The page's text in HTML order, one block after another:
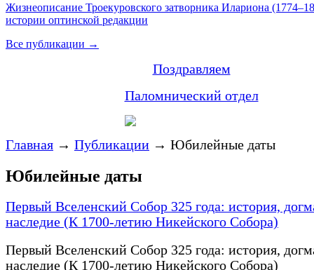
Жизнеописание Троекуровского затворника Илариона
истории оптинской редакции
Все публикации →
Поздравляем
Паломнический отдел
Главная → Публикации → Юбилейные даты
Юбилейные даты
Первый Вселенский Собор 325 года: история,
наследие (К 1700-летию Никейского Собора)
Первый Вселенский Собор 325 года: история,
наследие (К 1700-летию Никейского Собора)